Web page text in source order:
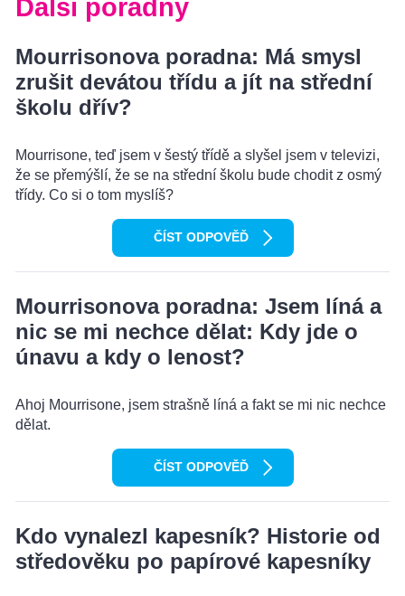
Další poradny
Mourrisonova poradna: Má smysl
zrušit devátou třídu a jít na střední
školu dřív?
Mourrisone, teď jsem v šestý třídě a slyšel jsem v televizi,
že se přemýšlí, že se na střední školu bude chodit z osmý
třídy. Co si o tom myslíš?
ČÍST ODPOVĚĎ
Mourrisonova poradna: Jsem líná a
nic se mi nechce dělat: Kdy jde o
únavu a kdy o lenost?
Ahoj Mourrisone, jsem strašně líná a fakt se mi nic nechce
dělat.
ČÍST ODPOVĚĎ
Kdo vynalezl kapesník? Historie od
středověku po papírové kapesníky